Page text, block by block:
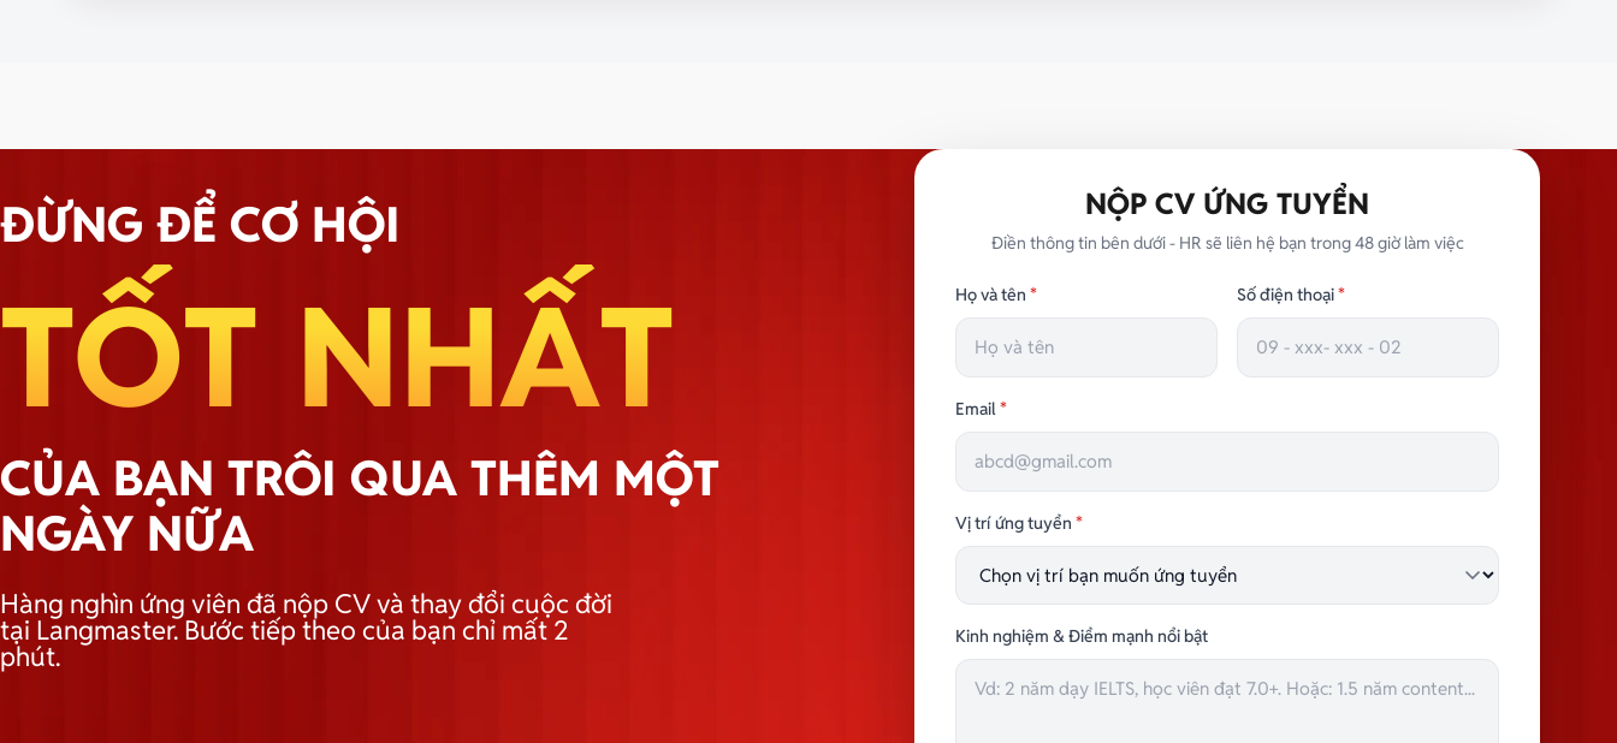
ĐỪNG ĐỂ CƠ HỘI
TỐT NHẤT
CỦA BẠN TRÔI QUA THÊM MỘT
NGÀY NỮA
Hàng nghìn ứng viên đã nộp CV và thay đổi cuộc đời
tại Langmaster. Bước tiếp theo của bạn chỉ mất 2
phút.
NỘP CV ỨNG TUYỂN
Điền thông tin bên dưới - HR sẽ liên hệ bạn trong 48 giờ làm việc
Họ và tên * Số điện thoại*
Email*
Vị trí ứng tuyển *
Kinh nghiệm & Điểm mạnh nổi bật